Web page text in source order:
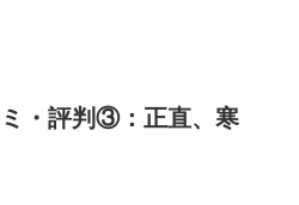
・評判③：正直、寒